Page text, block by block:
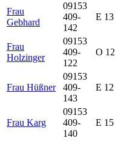
Frau
Gebhard
09153
409-
142
E 13
Frau
Holzinger
09153
409-
122
O 12
Frau Hüßner
09153
409-
143
E 12
Frau Karg
09153
409-
140
E 15